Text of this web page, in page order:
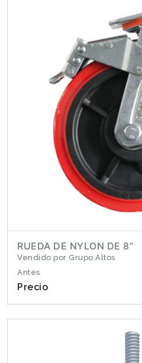
RUEDA DE NYLON DE 8”
Vendido por Grupo Altos
Antes
Precio